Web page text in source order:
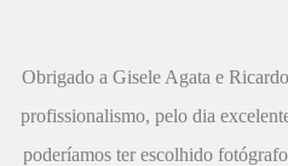
Obrigado a Gisele Agata e
profissionalismo, pelo dia
poderíamos ter escolhido